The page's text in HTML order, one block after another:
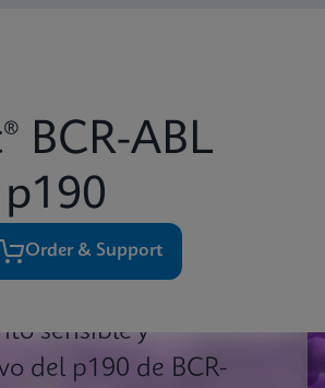
BCR-ABL
Order & Support
sensible y
del p190 de BCR-